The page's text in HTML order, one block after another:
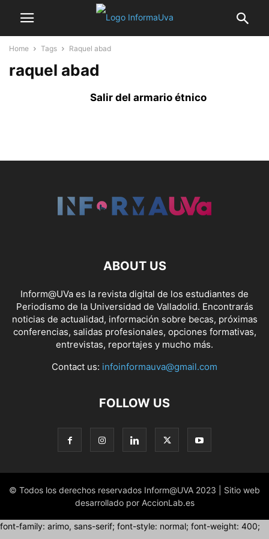
Home Tags Raquel abad
raquel abad
Salir del armario étnico
ABOUT US
Inform@UVa es la revista digital de los estudiantes de
Periodismo de la Universidad de Valladolid. Encontrarás
noticias de actualidad, información sobre becas, próximas
conferencias, salidas profesionales, opciones formativas,
entrevistas, reportajes y mucho más.
Contact us: infoinformauva@gmail.com
FOLLOW US
© Todos los derechos reservados Inform@UVA 2023 | Sitio web
desarrollado por AccionLab.es
font-family: arimo, sans-serif; font-style: normal; font-weight: 400;